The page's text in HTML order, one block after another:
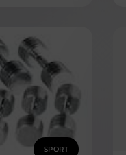
SPORT